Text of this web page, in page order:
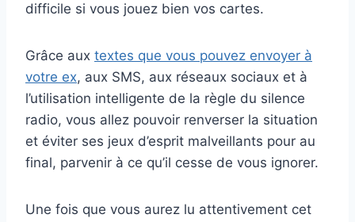
difficile si vous jouez bien vos cartes.
Grâce aux textes que vous pouvez envoyer à
votre ex, aux SMS, aux réseaux sociaux et à
l’utilisation intelligente de la règle du silence
radio, vous allez pouvoir renverser la situation
et éviter ses jeux d’esprit malveillants pour au
final, parvenir à ce qu’il cesse de vous ignorer.
Une fois que vous aurez lu attentivement cet